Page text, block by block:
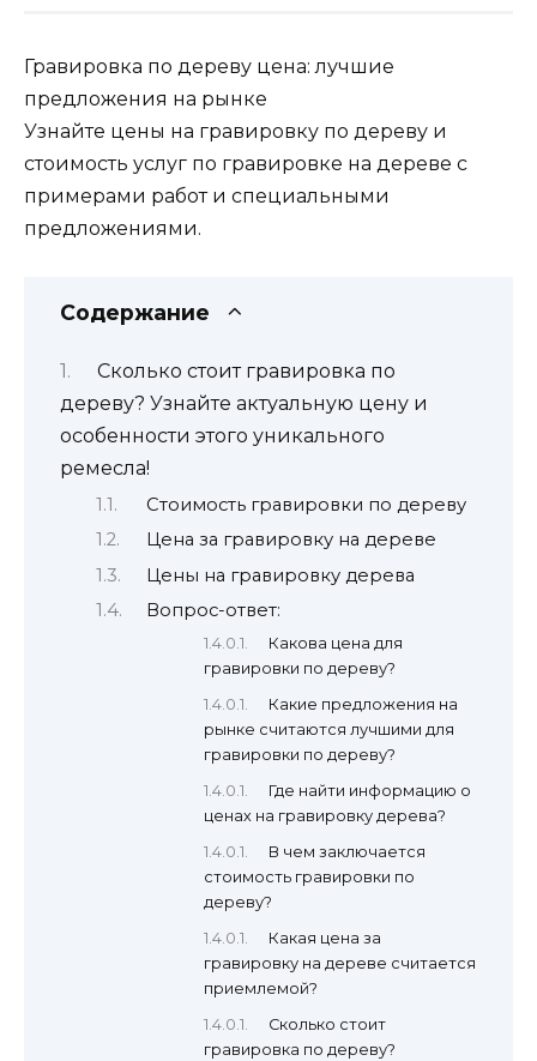
Гравировка по дереву цена: лучшие
предложения на рынке
Узнайте цены на гравировку по дереву и
стоимость услуг по гравировке на дереве с
примерами работ и специальными
предложениями.
Содержание
Сколько стоит гравировка по
дереву? Узнайте актуальную цену и
особенности этого уникального
ремесла!
Стоимость гравировки по дереву
Цена за гравировку на дереве
Цены на гравировку дерева
Вопрос-ответ:
Какова цена для
гравировки по дереву?
Какие предложения на
рынке считаются лучшими для
гравировки по дереву?
Где найти информацию о
ценах на гравировку дерева?
В чем заключается
стоимость гравировки по
дереву?
Какая цена за
гравировку на дереве считается
приемлемой?
Сколько стоит
гравировка по дереву?